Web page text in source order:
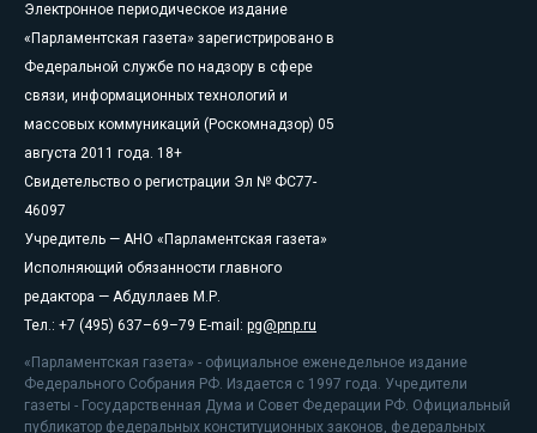
Электронное периодическое издание
«Парламентская газета» зарегистрировано в
Федеральной службе по надзору в сфере
связи, информационных технологий и
массовых коммуникаций (Роскомнадзор) 05
августа 2011 года. 18+
Свидетельство о регистрации Эл № ФС77-
46097
Учредитель — АНО «Парламентская газета»
Исполняющий обязанности главного
редактора — Абдуллаев М.Р.
Тел.: +7 (495) 637–69–79 E-mail: pg@pnp.ru
«Парламентская газета» - официальное еженедельное издание
Федерального Собрания РФ. Издается с 1997 года. Учредители
газеты - Государственная Дума и Совет Федерации РФ. Официальный
публикатор федеральных конституционных законов, федеральных